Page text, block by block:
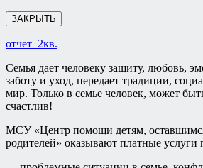
ЗАКРЫТЬ
отчет_2кв.
Семья дает человеку защиту, любовь,
заботу и уход, передает традиции,
мир. Только в семье человек, может
счастлив!
МСУ «Центр помощи детям,
родителей» оказывают платные услуги